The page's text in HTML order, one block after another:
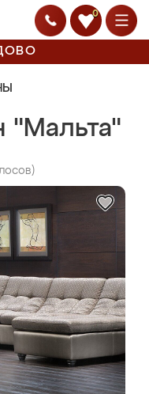
0
"Мальта"